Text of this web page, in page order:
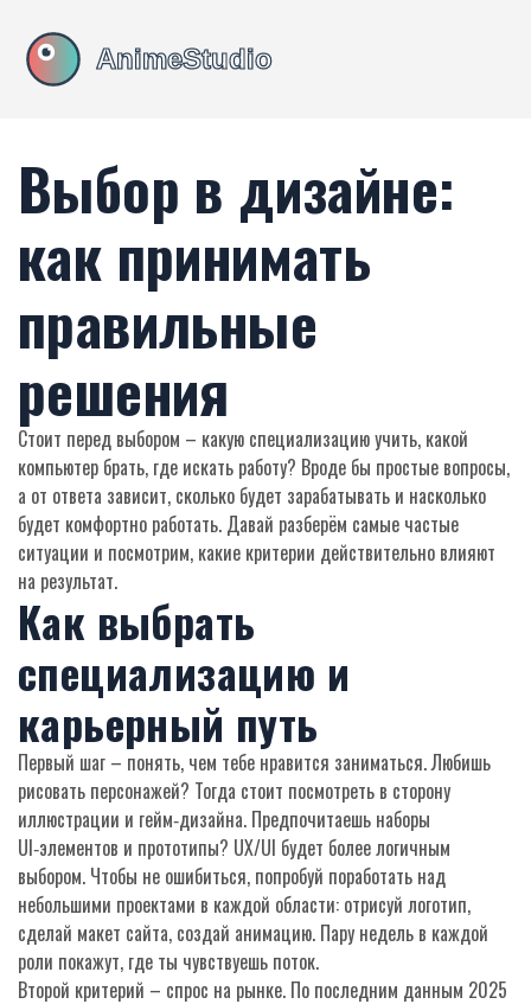
Выбор в дизайне:
как принимать
правильные
решения
Стоит перед выбором – какую специализацию учить, какой
компьютер брать, где искать работу? Вроде бы простые вопросы,
а от ответа зависит, сколько будет зарабатывать и насколько
будет комфортно работать. Давай разберём самые частые
ситуации и посмотрим, какие критерии действительно влияют
на результат.
Как выбрать
специализацию и
карьерный путь
Первый шаг – понять, чем тебе нравится заниматься. Любишь
рисовать персонажей? Тогда стоит посмотреть в сторону
иллюстрации и гейм‑дизайна. Предпочитаешь наборы
UI‑элементов и прототипы? UX/UI будет более логичным
выбором. Чтобы не ошибиться, попробуй поработать над
небольшими проектами в каждой области: отрисуй логотип,
сделай макет сайта, создай анимацию. Пару недель в каждой
роли покажут, где ты чувствуешь поток.
Второй критерий – спрос на рынке. По последним данным 2025